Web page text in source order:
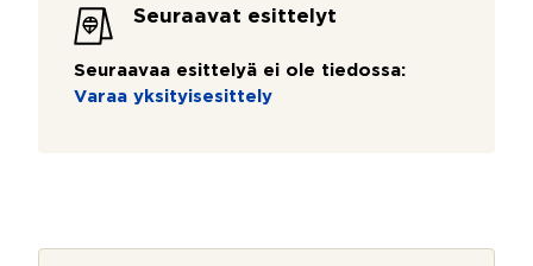
Seuraavat esittelyt
Seuraavaa esittelyä ei ole tiedossa:
Varaa yksityisesittely